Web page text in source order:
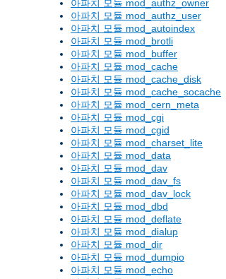
아파치 모듈 mod_authz_owner
아파치 모듈 mod_authz_user
아파치 모듈 mod_autoindex
아파치 모듈 mod_brotli
아파치 모듈 mod_buffer
아파치 모듈 mod_cache
아파치 모듈 mod_cache_disk
아파치 모듈 mod_cache_socache
아파치 모듈 mod_cern_meta
아파치 모듈 mod_cgi
아파치 모듈 mod_cgid
아파치 모듈 mod_charset_lite
아파치 모듈 mod_data
아파치 모듈 mod_dav
아파치 모듈 mod_dav_fs
아파치 모듈 mod_dav_lock
아파치 모듈 mod_dbd
아파치 모듈 mod_deflate
아파치 모듈 mod_dialup
아파치 모듈 mod_dir
아파치 모듈 mod_dumpio
아파치 모듈 mod_echo